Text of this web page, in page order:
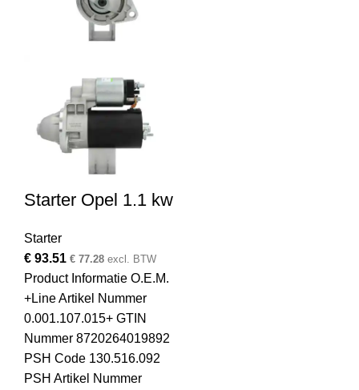
Starter Opel 1.1 kw
Starter
€ 93.51 € 77.28 excl. BTW
Product Informatie O.E.M.
+Line Artikel Nummer
0.001.107.015+ GTIN
Nummer 8720264019892
PSH Code 130.516.092
PSH Artikel Nummer